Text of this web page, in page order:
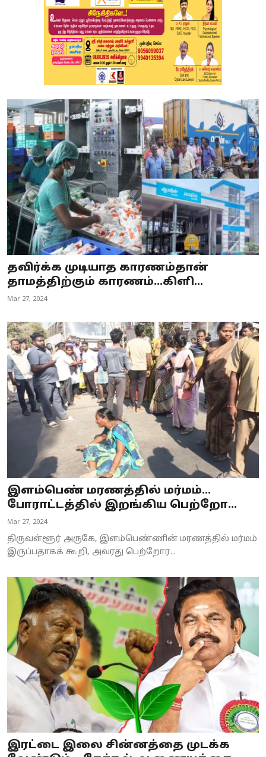
தவிர்க்க முடியாத காரணம்தான்
தாமத்திற்கும் காரணம்...கிளி...
Mar 27, 2024
இளம்பெண் மரணத்தில் மர்மம்…
போராட்டத்தில் இறங்கிய பெற்றோ...
Mar 27, 2024
திருவள்ளூர் அருகே, இளம்பெண்ணின் மரணத்தில் மர்மம்
இருப்பதாகக் கூறி, அவரது பெற்றோர...
இரட்டை இலை சின்னத்தை முடக்க